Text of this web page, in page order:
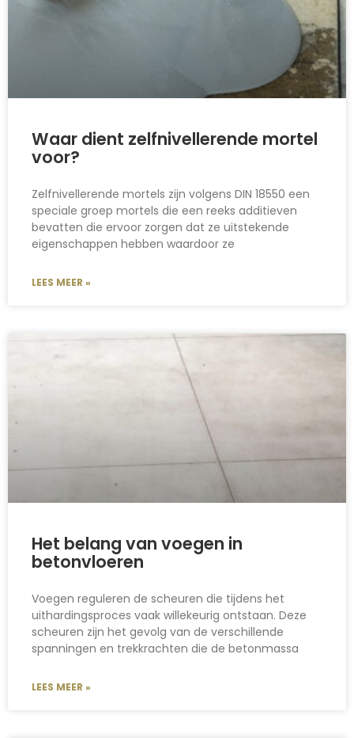
Waar dient zelfnivellerende mortel
voor?
Zelfnivellerende mortels zijn volgens DIN 18550 een
speciale groep mortels die een reeks additieven
bevatten die ervoor zorgen dat ze uitstekende
eigenschappen hebben waardoor ze
LEES MEER »
Het belang van voegen in
betonvloeren
Voegen reguleren de scheuren die tijdens het
uithardingsproces vaak willekeurig ontstaan. Deze
scheuren zijn het gevolg van de verschillende
spanningen en trekkrachten die de betonmassa
LEES MEER »